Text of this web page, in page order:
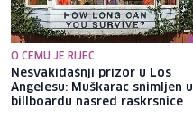
O ČEMU JE RIJEČ
Nesvakidašnji prizor u Los
Angelesu: Muškarac snimljen u
billboardu nasred raskrsnice